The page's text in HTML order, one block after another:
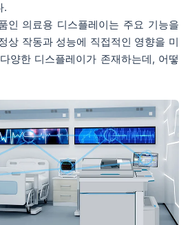
.
인 의료용 디스플레이는 주요 기능을
상 작동과 성능에 직접적인 영향을 미
양한 디스플레이가 존재하는데, 어떻